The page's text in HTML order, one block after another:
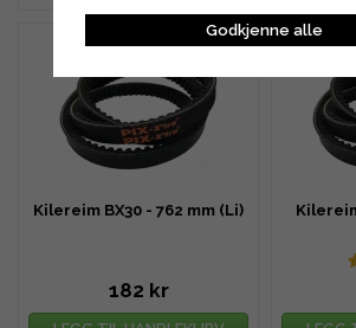
Kilereim BX30 - 762 mm (Li)
182 kr
Godkjenne alle